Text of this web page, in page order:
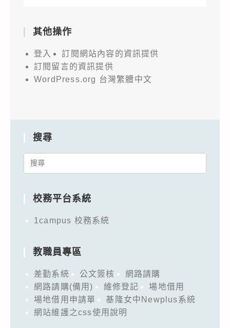
其他操作
登入
訂閱網站內容的資訊提供
訂閱留言的資訊提供
WordPress.org 台灣繁體中文
搜尋
Search
校務平台系統
1campus 校務系統
教職員專區
差勤系統 公文簽核
網路請購
網路請購(備用)
維修登記
場地借用
場地借用申請單
基隆女中Newplus系統
網站維護之css使用說明